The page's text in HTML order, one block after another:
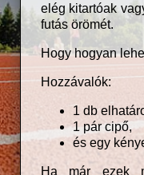
elég kitartóak
futás örömét.
Hogy hogyan
Hozzávalók:
1 db
1 pár cipő,
és egy
Ha már ezek